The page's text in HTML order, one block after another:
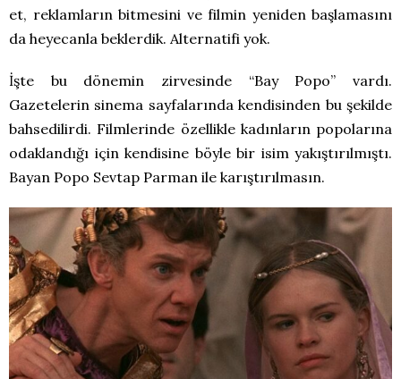
et, reklamların bitmesini ve filmin yeniden başlamasını
da heyecanla beklerdik. Alternatifi yok.
İşte bu dönemin zirvesinde “Bay Popo” vardı.
Gazetelerin sinema sayfalarında kendisinden bu şekilde
bahsedilirdi. Filmlerinde özellikle kadınların popolarına
odaklandığı için kendisine böyle bir isim yakıştırılmıştı.
Bayan Popo Sevtap Parman ile karıştırılmasın.